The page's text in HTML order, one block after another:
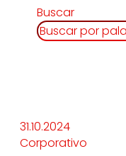
Buscar
31.10.2024
Corporativo